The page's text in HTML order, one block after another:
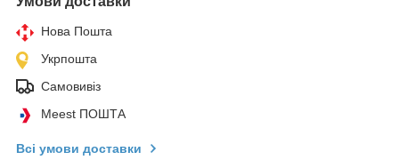
Нова Пошта
Укрпошта
Самовивіз
Meest ПОШТА
Всі умови доставки